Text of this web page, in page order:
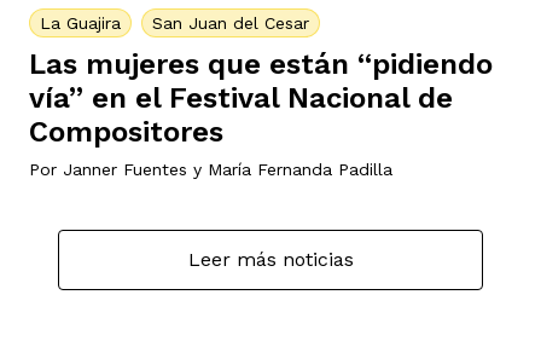
La Guajira San Juan del Cesar
Las mujeres que están “pidiendo
vía” en el Festival Nacional de
Compositores
Por Janner Fuentes y María Fernanda Padilla
Leer más noticias